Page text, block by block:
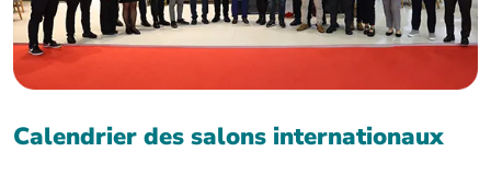
Calendrier des salons internationaux